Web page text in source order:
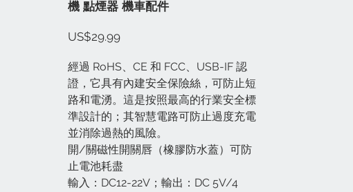
機 點煙器 機車配件
US$29.99價
經過 RoHS、CE 和 FCC、USB-IF 認
證，它具有內建安全保險絲，可防止短
路和電湧。這是按照最高的行業安全標
準設計的；其智慧電路可防止過度充電
並消除過熱的風險。
開/關磁性開關唇（橡膠防水蓋）可防
止電池耗盡
輸入：DC12-22V；輸出：DC 5V/4